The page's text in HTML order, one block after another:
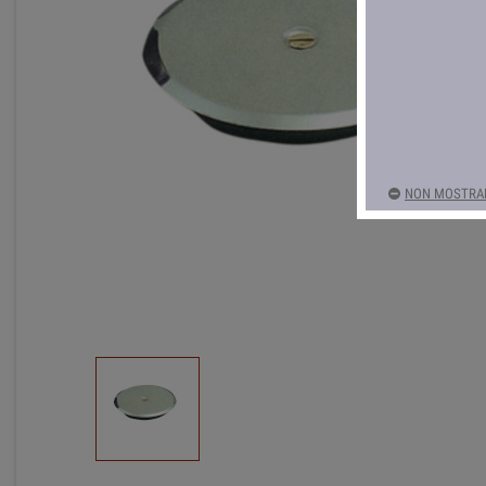
NON